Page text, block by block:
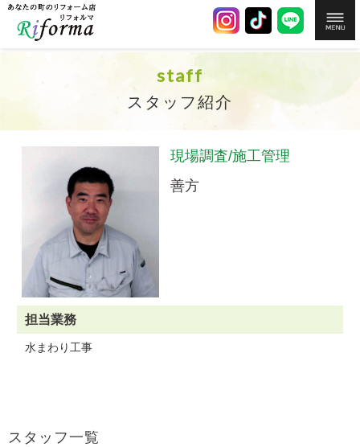
staff
スタッフ紹介
現場調査/施工管理
善方
担当業務
水まわり工事
スタッフ一覧